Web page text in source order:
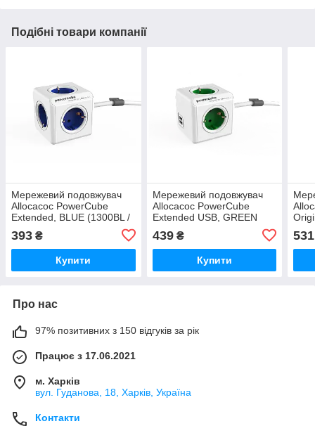
Подібні товари компанії
Мережевий подовжувач
Allocacoc PowerCube
Extended, BLUE (1300BL /
393 ₴
Купити
Мережевий подовжувач
Allocacoc PowerCube
Extended USB, GREEN
439₴
Купити
531
Про нас
97% позитивних з 150 відгуків за рік
Працює з 17.06.2021
м. Харків
вул. Гуданова, 18, Харків, Україна
Контакти